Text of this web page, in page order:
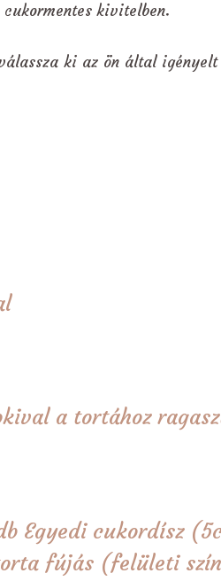
kivitelben.
ki az ön által
a tortához
Egyedi cukordísz
fújás (felületi